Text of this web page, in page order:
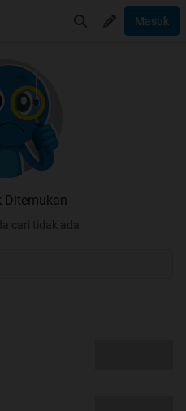
Masuk
Ditemukan
cari tidak ada